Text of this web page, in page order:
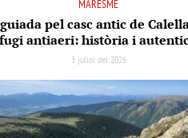
MARESME
pel casc antic de
antiaeri: història i
3 juliol del 2026